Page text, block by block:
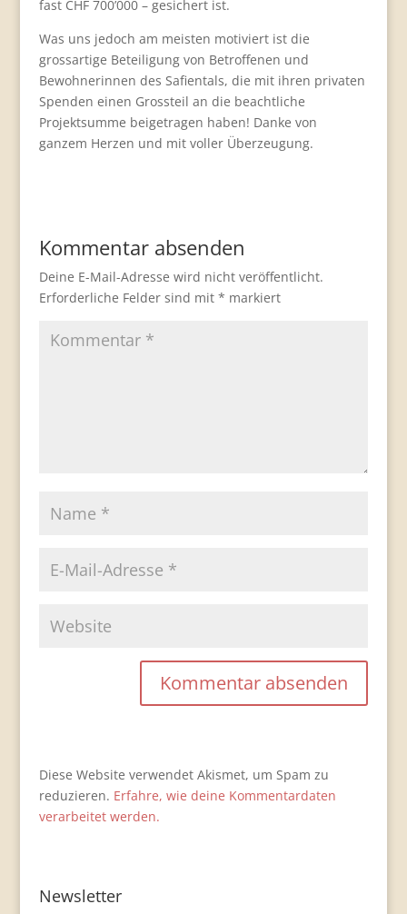
fast CHF 700’000 – gesichert ist.
Was uns jedoch am meisten motiviert ist die
grossartige Beteiligung von Betroffenen und
Bewohnerinnen des Safientals, die mit ihren privaten
Spenden einen Grossteil an die beachtliche
Projektsumme beigetragen haben! Danke von
ganzem Herzen und mit voller Überzeugung.
Kommentar absenden
Deine E-Mail-Adresse wird nicht veröffentlicht.
Erforderliche Felder sind mit * markiert
Diese Website verwendet Akismet, um Spam zu
reduzieren. Erfahre, wie deine Kommentardaten
verarbeitet werden.
Newsletter